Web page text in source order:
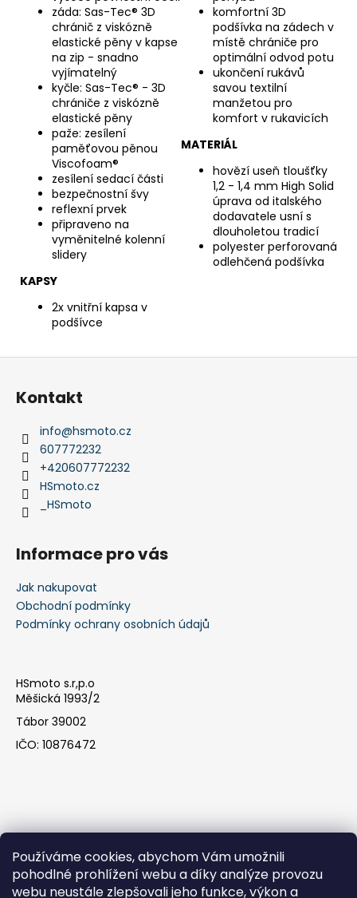
Používáme cookies, abychom Vám umožnili
pohodlné prohlížení webu a díky analýze provozu
webu neustále zlepšovali jeho funkce, výkon a
záda: Sas-Tec® 3D
chránič z viskózně
elastické pěny v kapse
na zip - snadno
vyjímatelný
kyčle: Sas-Tec® - 3D
chrániče z viskózně
elastické pěny
paže: zesílení
paměťovou pěnou
Viscofoam®
zesílení sedací části
bezpečnostní švy
reflexní prvek
připraveno na
vyměnitelné kolenní
slidery
KAPSY
2x vnitřní kapsa v
podšívce
komfortní 3D
podšívka na zádech v
místě chrániče pro
optimální odvod potu
ukončení rukávů
savou textilní
manžetou pro
komfort v rukavicích
MATERIÁL
hovězí useň tloušťky
1,2 - 1,4 mm High Solid
úprava od italského
dodavatele usní s
dlouholetou tradicí
polyester perforovaná
odlehčená podšívka
Z
Kontakt
info@hsmoto.cz
607772232
+420607772232
HSmoto.cz
_HSmoto
Informace pro vás
Jak nakupovat
Obchodní podmínky
Podmínky ochrany osobních údajů
HSmoto s.r,p.o
Měšická 1993/2
Tábor 39002
IČO: 10876472